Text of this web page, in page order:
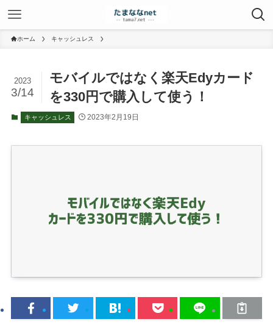
ホーム キャッシュレス
モバイルではなく楽天Edyカード
を330円で購入して使う！
2023
3/14
キャッシュレス 2023年2月19日